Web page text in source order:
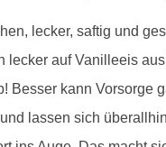
lecker, saftig und
lecker auf Vanilleeis
Besser kann Vorsorge
lassen sich